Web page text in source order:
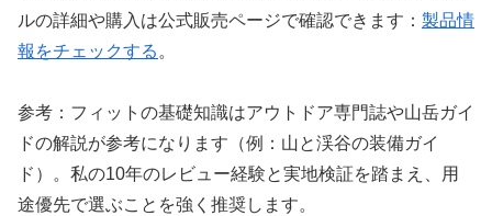
ルの詳細や購入は公式販売ページで確認できます： 製品情
報をチェックする 。
参考：フィットの基礎知識はアウトドア専門誌や山岳ガイ
ドの解説が参考になります（例：山と渓谷の装備ガイ
ド）。私の10年のレビュー経験と実地検証を踏まえ、用
途優先で選ぶことを強く推奨します。